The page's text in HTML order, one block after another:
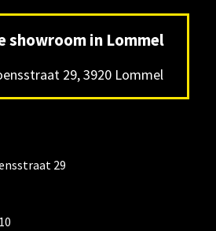
showroom in Lommel
29, 3920 Lommel
29